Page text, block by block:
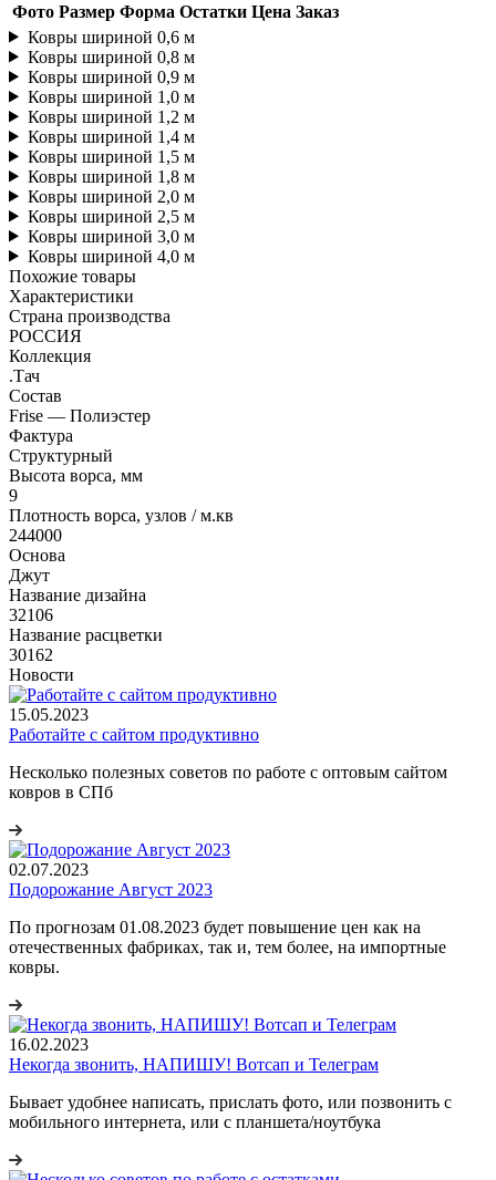
Фото Размер Форма Остатки Цена Заказ
Ковры шириной 0,6 м
Ковры шириной 0,8 м
Ковры шириной 0,9 м
Ковры шириной 1,0 м
Ковры шириной 1,2 м
Ковры шириной 1,4 м
Ковры шириной 1,5 м
Ковры шириной 1,8 м
Ковры шириной 2,0 м
Ковры шириной 2,5 м
Ковры шириной 3,0 м
Ковры шириной 4,0 м
Похожие товары
Характеристики
Страна производства
РОССИЯ
Коллекция
.Тач
Состав
Frise — Полиэстер
Фактура
Структурный
Высота ворса, мм
9
Плотность ворса, узлов / м.кв
244000
Основа
Джут
Название дизайна
32106
Название расцветки
30162
Новости
15.05.2023
Работайте с сайтом продуктивно
Несколько полезных советов по работе с оптовым сайтом
ковров в СПб
02.07.2023
Подорожание Август 2023
По прогнозам 01.08.2023 будет повышение цен как на
отечественных фабриках, так и, тем более, на импортные
ковры.
16.02.2023
Некогда звонить, НАПИШУ! Вотсап и Телеграм
Бывает удобнее написать, прислать фото, или позвонить с
мобильного интернета, или с планшета/ноутбука